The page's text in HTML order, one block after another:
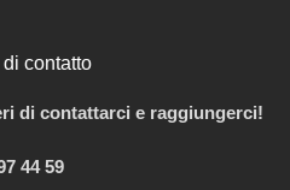
di contatto
di contattarci e raggiungerci!
44 59